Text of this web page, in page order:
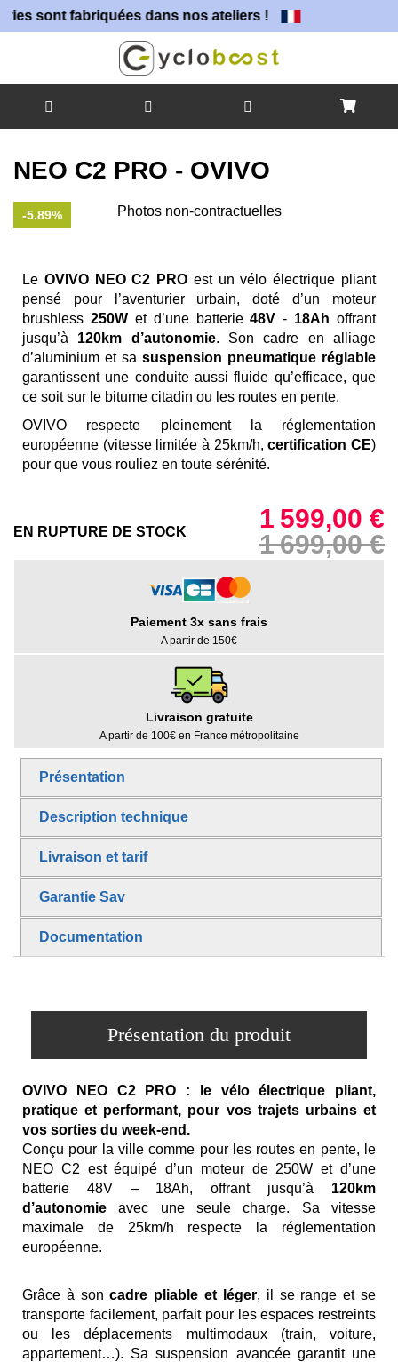
fabriquées dans nos ateliers !
contenu
NEO C2 PRO - OVIVO
Skip
to
of
the
images
gallery
Photos non-contractuelles
Skip
beginning
of
the
images
gallery
-5.89%
Le OVIVO NEO C2 PRO est un vélo électrique pliant
pensé pour l’aventurier urbain, doté d’un moteur
brushless 250Wet d’une batterie48V - 18Ah offrant
jusqu’à 120km d’autonomie. Son cadre en alliage
d’aluminium et sa suspension pneumatique réglable
garantissent une conduite aussi fluide qu’efficace, que
ce soit sur le bitume citadin ou les routes en pente.
OVIVO respecte pleinement la réglementation
européenne (vitesse limitée à 25km/h,certification CE)
pour que vous rouliez en toute sérénité.
EN RUPTURE DE STOCK
1 599,00 €
1 699,00 €
Paiement 3x sans frais
A partir de 150€
Livraison gratuite
A partir de 100€ en France métropolitaine
Présentation
Description technique
Livraison et tarif
Garantie Sav
Documentation
Présentation du produit
OVIVO NEO C2 PRO : le vélo électrique pliant,
pratique et performant, pour vos trajets urbains et
vos sorties du week-end.
Conçu pour la ville comme pour les routes en pente, le
NEO C2 est équipé d’un moteur de 250W et d’une
batterie 48V – 18Ah, offrant jusqu’à 120km
d’autonomie avec une seule charge. Sa vitesse
maximale de 25km/h respecte la réglementation
européenne.
Grâce à soncadre pliable et léger, il se range et se
transporte facilement, parfait pour les espaces restreints
ou les déplacements multimodaux (train, voiture,
appartement…). Sa suspension avancée garantit une